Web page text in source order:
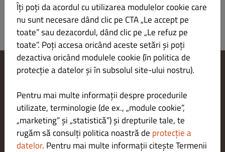
Contactează-ne
Politica de confidențialitate
Termeni și condiții
Aviz juridic
METODE DE PLATĂ PENTRU LIVRARE
Îți poți da acordul cu utilizarea modulelor cookie care
nu sunt necesare dând clic pe CTA „Le accept pe
toate” sau dezacordul, dând clic pe „Le refuz pe
toate”. Poți accesa oricând aceste setări și poți
dezactiva oricând modulele cookie (în politica de
protecție a datelor și în subsolul site-ului nostru).
Pentru mai multe informații despre procedurile
utilizate, terminologie (de ex., „module cookie”,
„marketing” și „statistică”) și drepturile tale, te
rugăm să consulți politica noastră de protecție a
datelor. Pentru mai multe informații citește Termenii